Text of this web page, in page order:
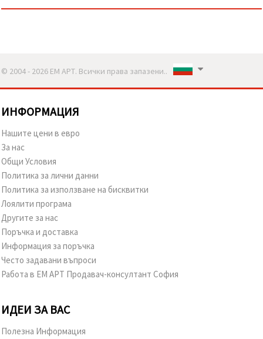
© 2004 - 2026 ЕМ АРТ. Всички права запазени..
ИНФОРМАЦИЯ
Нашите цени в евро
За нас
Общи Условия
Политика за лични данни
Политика за използване на бисквитки
Лоялити програма
Другите за нас
Поръчка и доставка
Информация за поръчка
Често задавани въпроси
Работа в ЕМ АРТ Продавач-консултант София
ИДЕИ ЗА ВАС
Полезна Информация